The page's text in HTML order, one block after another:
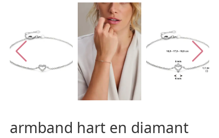
armband hart en diamant